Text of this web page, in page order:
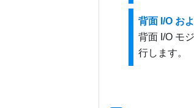
背面 I/O お
背面 I/O モ
行します。